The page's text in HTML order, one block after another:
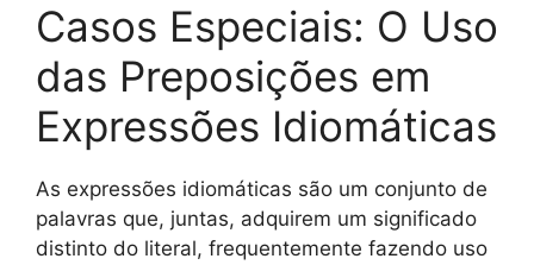
Casos Especiais: O Uso
das Preposições em
Expressões Idiomáticas
As expressões idiomáticas são um conjunto de
palavras que, juntas, adquirem um significado
distinto do literal, frequentemente fazendo uso